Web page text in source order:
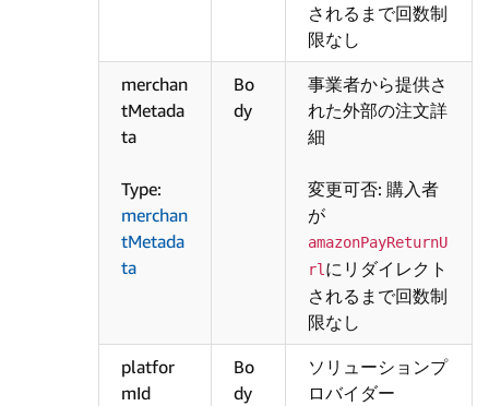
されるまで回数制
限なし
merchan
tMetada
ta
Type:
merchan
tMetada
ta
Bo
dy
事業者から提供さ
れた外部の注文詳
細
変更可否: 購入者
が
amazonPayReturnU
rl にリダイレクト
されるまで回数制
限なし
platfor
mId
Bo
dy
ソリューションプ
ロバイダー